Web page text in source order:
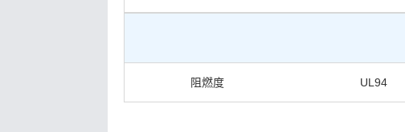
阻燃度 UL94